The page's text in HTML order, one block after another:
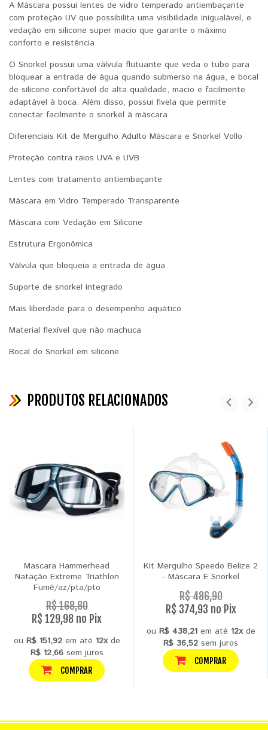
A Máscara possui lentes de vidro temperado antiembaçante
com proteção UV que possibilita uma visibilidade inigualável, e
vedação em silicone super macio que garante o máximo
conforto e resistência.
O Snorkel possui uma válvula flutuante que veda o tubo para
bloquear a entrada de água quando submerso na água, e bocal
de silicone confortável de alta qualidade, macio e facilmente
adaptável à boca. Além disso, possui fivela que permite
conectar facilmente o snorkel à máscara.
Diferenciais Kit de Mergulho Adulto Máscara e Snorkel Vollo
Proteção contra raios UVA e UVB
Lentes com tratamento antiembaçante
Máscara em Vidro Temperado Transparente
Máscara com Vedação em Silicone
Estrutura Ergonômica
Válvula que bloqueia a entrada de água
Suporte de snorkel integrado
Mais liberdade para o desempenho aquático
Material flexível que não machuca
Bocal do Snorkel em silicone
PRODUTOS RELACIONADOS
Mascara Hammerhead
Natação Extreme Triathlon
Fumê/az/pta/pto
R$ 168,80
R$ 129,98 no Pix
ou R$ 151,92em até 12xde
R$ 12,66sem juros
COMPRAR
Kit Mergulho Speedo Belize 2
- Máscara E Snorkel
R$ 486,90
R$ 374,93 no Pix
ou R$ 438,21em até 12xde
R$ 36,52 sem juros
COMPRAR